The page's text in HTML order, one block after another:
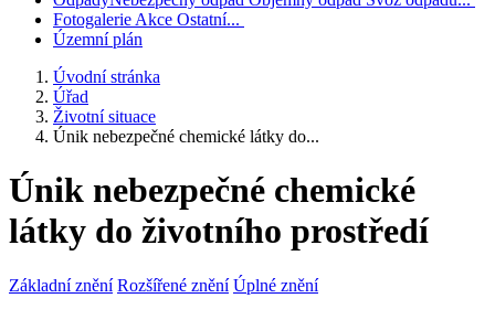
Fotogalerie Akce Ostatní...
Územní plán
Úvodní stránka
Úřad
Životní situace
Únik nebezpečné chemické látky do...
Únik nebezpečné chemické
látky do životního prostředí
Základní znění Rozšířené znění Úplné znění